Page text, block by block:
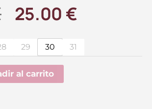
El
original
era:
44.95 €.
25.00 €El
29 30 31
al carrito